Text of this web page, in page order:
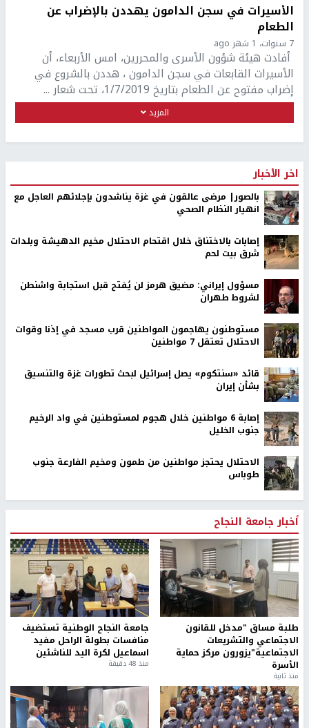
الأسيرات في سجن الدامون يهددن بالإضراب عن
الطعام
7 سنوات، 1 شهر ago
أفادت هيئة شؤون الأسرى والمحررين، امس الأربعاء، أن
الأسيرات القابعات في سجن الدامون ، هددن بالشروع في
إضراب مفتوح عن الطعام بتاريخ 1/7/2019، تحت شعار ...
المزيد
اخر الأخبار
بالصور| مرضى عالقون في غزة يناشدون بإجلائهم العاجل مع
انهيار النظام الصحي
إصابات بالاختناق خلال اقتحام الاحتلال مخيم الدهيشة وبلدات
شرق بيت لحم
مسؤول إيراني: مضيق هرمز لن يُفتح قبل استجابة واشنطن
لشروط طهران
مستوطنون يهاجمون المواطنين قرب مسجد في إذنا وقوات
الاحتلال تعتقل 7 مواطنين
قائد «سنتكوم» يصل إسرائيل لبحث تطورات غزة والتنسيق
بشأن إيران
إصابة 6 مواطنين خلال هجوم لمستوطنين في واد الرخيم
جنوب الخليل
الاحتلال يحتجز مواطنين من طمون ومخيم الفارعة جنوب
طوباس
أخبار جامعة النجاح
طلبة مساق "مدخل للقانون
الاجتماعي والتشريعات
الاجتماعية"يزورون مركز حماية
الأسرة
منذ ثانية
جامعة النجاح الوطنية تستضيف
منافسات بطولة الراحل مفيد
اسماعيل لكرة اليد للناشئين
منذ 48 دقيقة